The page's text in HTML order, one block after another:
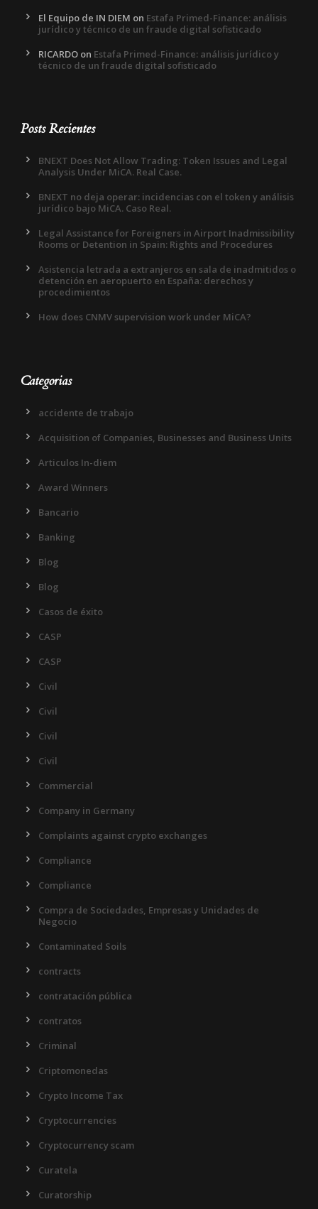
El Equipo de IN DIEM on Estafa Primed-Finance: análisis
jurídico y técnico de un fraude digital sofisticado
RICARDO on Estafa Primed-Finance: análisis jurídico y
técnico de un fraude digital sofisticado
Posts Recientes
BNEXT Does Not Allow Trading: Token Issues and Legal
Analysis Under MiCA. Real Case.
BNEXT no deja operar: incidencias con el token y análisis
jurídico bajo MiCA. Caso Real.
Legal Assistance for Foreigners in Airport Inadmissibility
Rooms or Detention in Spain: Rights and Procedures
Asistencia letrada a extranjeros en sala de inadmitidos o
detención en aeropuerto en España: derechos y
procedimientos
How does CNMV supervision work under MiCA?
Categorias
accidente de trabajo
Acquisition of Companies, Businesses and Business Units
Articulos In-diem
Award Winners
Bancario
Banking
Blog
Blog
Casos de éxito
CASP
CASP
Civil
Civil
Civil
Civil
Commercial
Company in Germany
Complaints against crypto exchanges
Compliance
Compliance
Compra de Sociedades, Empresas y Unidades de
Negocio
Contaminated Soils
contracts
contratación pública
contratos
Criminal
Criptomonedas
Crypto Income Tax
Cryptocurrencies
Cryptocurrency scam
Curatela
Curatorship